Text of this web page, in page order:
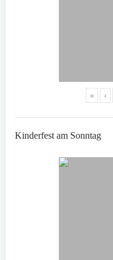
« ‹
Kinderfest am Sonntag